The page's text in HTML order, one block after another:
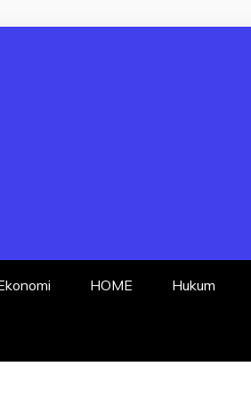
HOME Hukum